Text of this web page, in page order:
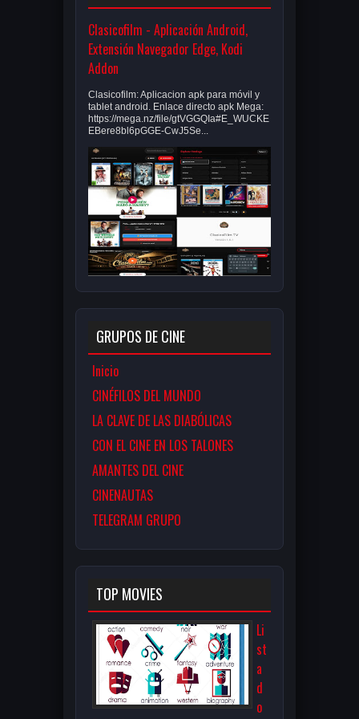
Clasicofilm - Aplicación Android,
Extensión Navegador Edge, Kodi
Addon
Clasicofilm: Aplicacion apk para móvil y
tablet android. Enlace directo apk Mega:
https://mega.nz/file/gtVGGQIa#E_WUCKE
EBere8bl6pGGE-CwJ5Se...
GRUPOS DE CINE
Inicio
CINÉFILOS DEL MUNDO
LA CLAVE DE LAS DIABÓLICAS
CON EL CINE EN LOS TALONES
AMANTES DEL CINE
CINENAUTAS
TELEGRAM GRUPO
TOP MOVIES
Li
st
a
d
o